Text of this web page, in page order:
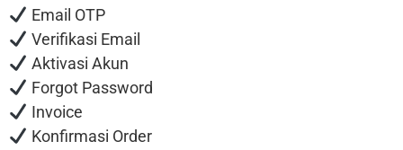
Email OTP
Verifikasi Email
Aktivasi Akun
Forgot Password
Invoice
Konfirmasi Order